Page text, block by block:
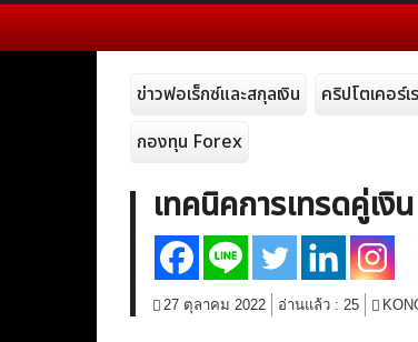
VPS Register
ข่าวฟอเร็กซ์และสกุลเงิน คริปโตเคอร์เ
กองทุน Forex
เทคนิคการเทรดคู่เ
27 ตุลาคม 2022 อ่านแล้ว : 25